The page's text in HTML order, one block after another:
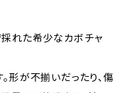
れた希少なカボチャ
形が不揃いだったり、傷